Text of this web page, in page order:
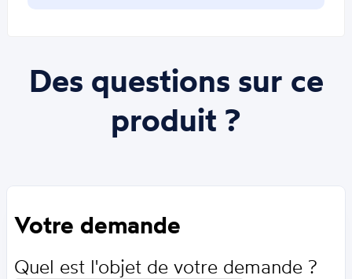
Des questions sur ce
produit ?
Votre demande
Quel est l'objet de votre demande ?